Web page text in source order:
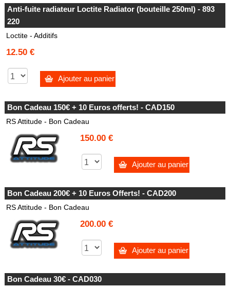
Anti-fuite radiateur Loctite Radiator (bouteille 250ml) - 893
220
Loctite - Additifs
12.50 €
Ajouter au panier
Bon Cadeau 150€ + 10 Euros offerts! - CAD150
RS Attitude - Bon Cadeau
150.00 €
Ajouter au panier
Bon Cadeau 200€ + 10 Euros Offerts! - CAD200
RS Attitude - Bon Cadeau
200.00 €
Ajouter au panier
Bon Cadeau 30€ - CAD030